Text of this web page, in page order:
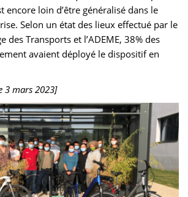
encore loin d’être généralisé dans le
Selon un état des lieux effectué par le
des Transports et l’ADEME, 38% des
avaient déployé le dispositif en
3 mars 2023]